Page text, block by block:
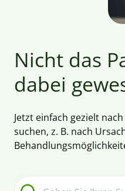
Nicht das
dabei
Jetzt einfach gezielt
suchen, z. B. nach